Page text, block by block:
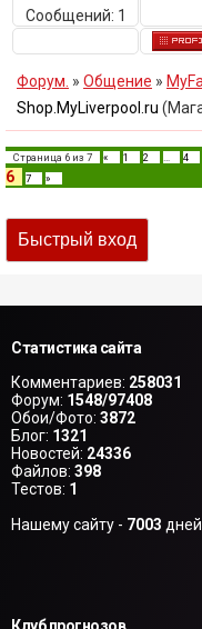
Сообщений: 1
Форум. » Общение »
Shop.MyLiverpool.ru
Страница 6 из 7 « 1 2 4
6 7 »
Статистика сайта
Комментариев: 258031
Форум: 1548/97408
Обои/Фото: 3872
Блог: 1321
Новостей: 24336
Файлов: 398
Тестов: 1
Нашему сайту - 7003 дней